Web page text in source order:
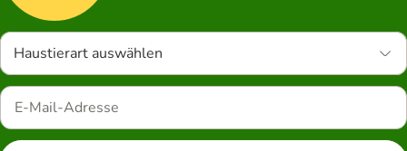
Haustierart auswählen